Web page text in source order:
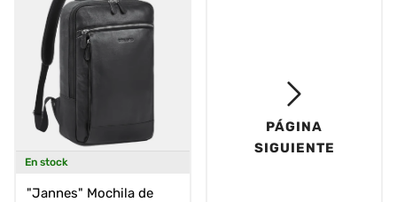
En stock
"Jannes" Mochila de
PÁGINA
SIGUIENTE